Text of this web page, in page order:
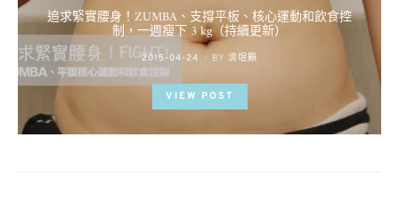
追求緊實腰身！ZUMBA、支撐平板、核心運動和飲食控
制，一週瘦下 3 kg（持續更新）
POSTED
ON
2015-04-24 BY 流氓顆
VIEW POST